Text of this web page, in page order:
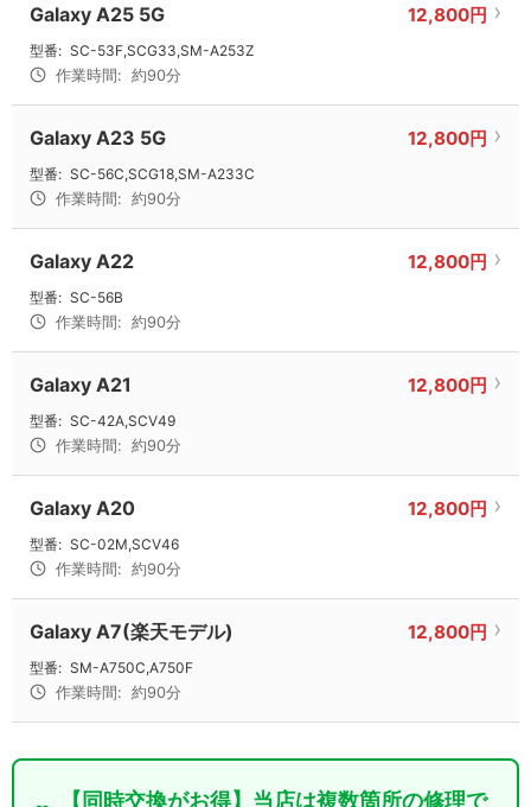
Galaxy A25 5G 12,800円
型番: SC-53F,SCG33,SM-A253Z
作業時間: 約90分
Galaxy A23 5G 12,800円
型番: SC-56C,SCG18,SM-A233C
作業時間: 約90分
Galaxy A22 12,800円
型番: SC-56B
作業時間: 約90分
Galaxy A21 12,800円
型番: SC-42A,SCV49
作業時間: 約90分
Galaxy A20 12,800円
型番: SC-02M,SCV46
作業時間: 約90分
Galaxy A7(楽天モデル) 12,800円
型番: SM-A750C,A750F
作業時間: 約90分
【同時交換がお得】当店は複数箇所の修理で